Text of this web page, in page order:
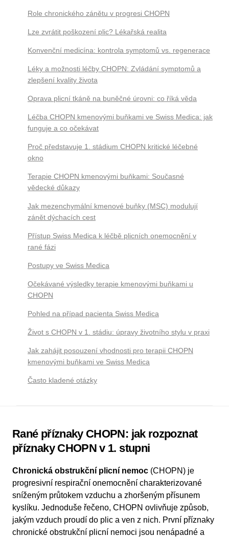
Rané příznaky CHOPN: jak rozpoznat
příznaky CHOPN v 1. stupni
Chronická obstrukční plicní nemoc (CHOPN) je
progresivní respirační onemocnění charakterizované
sníženým průtokem vzduchu a zhoršeným přísunem
kyslíku. Jednoduše řečeno, CHOPN ovlivňuje způsob,
jakým vzduch proudí do plic a ven z nich. První příznaky
chronické obstrukční plicní nemoci jsou nenápadné a
Role chronického zánětu v progresi CHOPN
Lze zvrátit poškození plic? Lékařská realita
Konvenční medicína: kontrola symptomů vs. regenerace
Léky a možnosti léčby CHOPN: Zvládání symptomů a
zlepšení kvality života
Oprava plicní tkáně na buněčné úrovni: co říká věda
Léčba CHOPN kmenovými buňkami ve Swiss Medica: jak
funguje a co očekávat
Proč představuje 1. stádium CHOPN kritické léčebné
okno
Terapie CHOPN kmenovými buňkami: Současné
vědecké důkazy
Jak mezenchymální kmenové buňky (MSC) modulují
zánět dýchacích cest
Přístup Swiss Medica k léčbě plicních onemocnění v
rané fázi
Postupy ve Swiss Medica
Očekávané výsledky terapie kmenovými buňkami u
CHOPN
Pohled na případ pacienta Swiss Medica
Život s CHOPN v 1. stádiu: úpravy životního stylu v praxi
Jak zahájit posouzení vhodnosti pro terapii CHOPN
kmenovými buňkami ve Swiss Medica
Často kladené otázky